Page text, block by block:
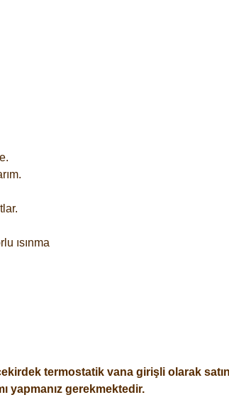
ısınma
termostatik vana girişli olarak
yapmanız gerekmektedir.